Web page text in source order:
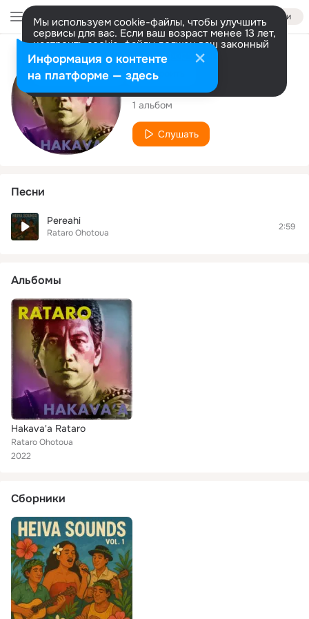
Войти
Мы используем cookie-файлы, чтобы улучшить
сервисы для вас. Если ваш возраст менее 13 лет,
настроить cookie-файлы должен ваш законный
представитель. Больше информации
Разрешить все Настроить
Исполнитель
Rataro Ohotoua
1 альбом
Слушать
Песни
Pereahi
Rataro Ohotoua
2:59
Альбомы
Hakava'a Rataro
Rataro Ohotoua
2022
Сборники
Информация о контенте
на платформе — здесь